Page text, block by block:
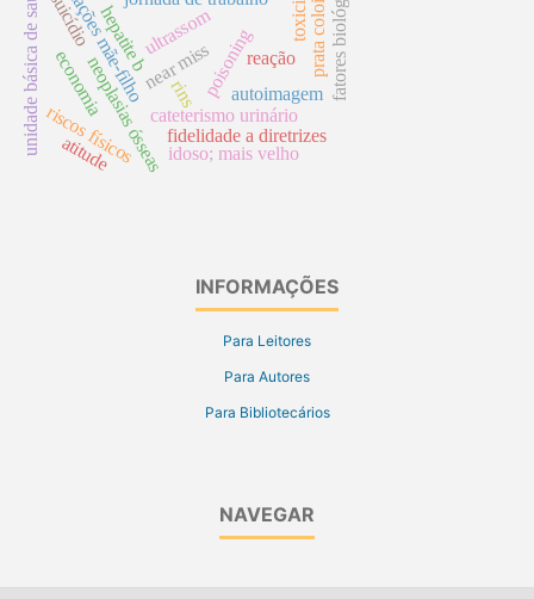
hepatite b
neoplasias ósseas poisoning
ultrassom
cateterismo urinário
near miss
fidelidade a diretrizes
relações mãe-filho
riscos físicos
unidade básica de saúde autoimagem fatores biológicos
economia
suicídio
reação prata coloidal
rins
atitude idoso; mais velho
INFORMAÇÕES
Para Leitores
Para Autores
Para Bibliotecários
NAVEGAR